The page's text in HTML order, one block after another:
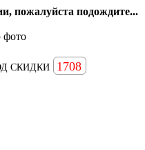
пожалуйста подождите...
фото
СКИДКИ 1708